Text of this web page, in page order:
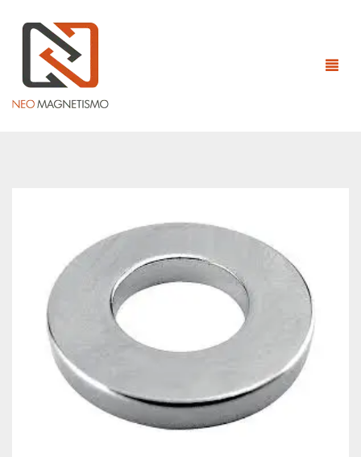
ÍMÃS DE ALNICO
ANEL
BLOCOS
ÍMÃS DE NEODÍMIO
ANEL
ÍMÃS DE FERRITE
ÍMÃS DE SAMÁRIO COBALTO
EQUIPAMENTOS MAGNÉTICOS
CONTATO